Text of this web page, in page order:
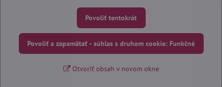
Povoliť tentokrát
Povoliť a zapamätať - súhlas s druhom cookie: Funkčné
Otvoriť obsah v novom okne